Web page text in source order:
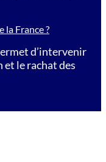
la France ?
d’intervenir
et le rachat des